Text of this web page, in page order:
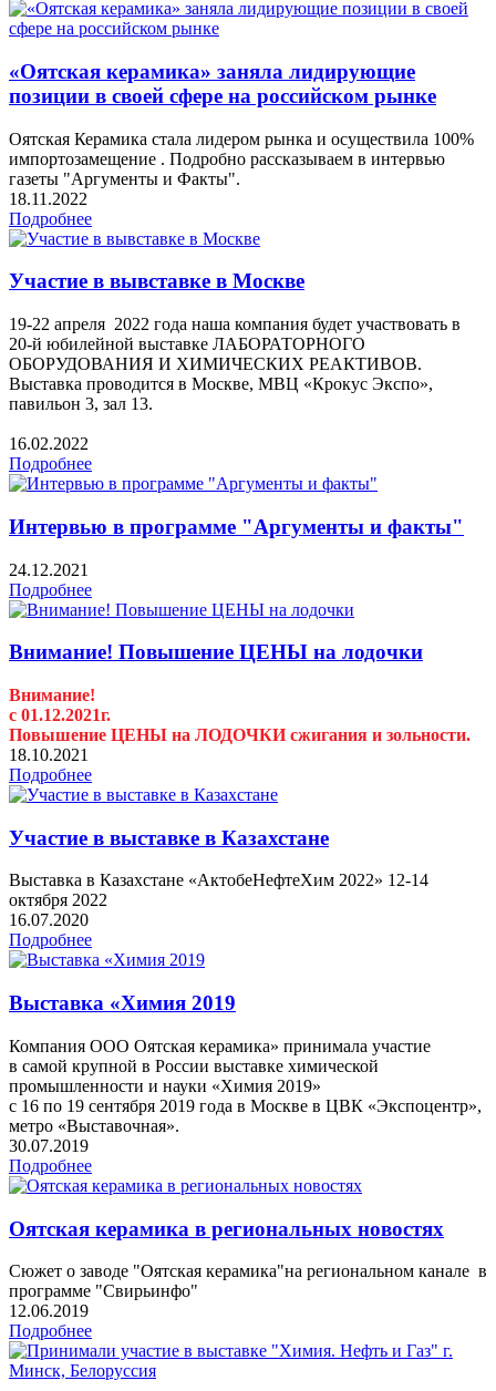
«Оятская керамика» заняла лидирующие
позиции в своей сфере на российском рынке
Оятская Керамика стала лидером рынка и осуществила 100%
импортозамещение . Подробно рассказываем в интервью
газеты "Аргументы и Факты".
18.11.2022
Подробнее
Участие в вывставке в Москве
19-22 апреля 2022 года наша компания будет участвовать в
20-й юбилейной выставке ЛАБОРАТОРНОГО
ОБОРУДОВАНИЯ И ХИМИЧЕСКИХ РЕАКТИВОВ.
Выставка проводится в Москве, МВЦ «Крокус Экспо»,
павильон 3, зал 13.
16.02.2022
Подробнее
Интервью в программе "Аргументы и факты"
24.12.2021
Подробнее
Внимание! Повышение ЦЕНЫ на лодочки
Внимание!
с 01.12.2021г.
Повышение ЦЕНЫ на ЛОДОЧКИ сжигания и зольности.
18.10.2021
Подробнее
Участие в выставке в Казахстане
Выставка в Казахстане «АктобеНефтеХим 2022» 12-14
октября 2022
16.07.2020
Подробнее
Выставка «Химия 2019
Компания ООО Оятская керамика» принимала участие
в самой крупной в России выставке химической
промышленности и науки «Химия 2019»
с 16 по 19 сентября 2019 года в Москве в ЦВК «Экспоцентр»,
метро «Выставочная».
30.07.2019
Подробнее
Оятская керамика в региональных новостях
Сюжет о заводе "Оятская керамика"на региональном канале в
программе "Свирьинфо"
12.06.2019
Подробнее